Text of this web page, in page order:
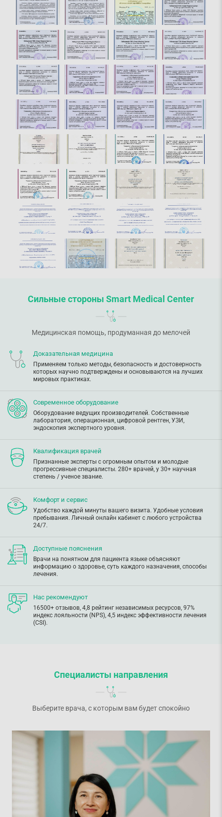
Сильные стороны Smart Medical Center
Медицинская помощь, продуманная до мелочей
Доказательная медицина
Применяем только методы, безопасность и достоверность
которых научно подтверждены и основываются на лучших
мировых практиках.
Современное оборудование
Оборудование ведущих производителей. Собственные
лаборатория, операционная, цифровой рентген, УЗИ,
эндоскопия экспертного уровня.
Квалификация врачей
Признанные эксперты с огромным опытом и молодые
прогрессивные специалисты. 280+ врачей, у 30+ научная
степень / ученое звание.
Комфорт и сервис
Удобство каждой минуты вашего визита. Удобные условия
пребывания. Личный онлайн кабинет с любого устройства
24/7.
Доступные пояснения
Врачи на понятном для пациента языке объясняют
информацию о здоровье, суть каждого назначения, способы
лечения.
Нас рекомендуют
16500+ отзывов, 4,8 рейтинг независимых ресурсов, 97%
индекс лояльности (NPS), 4,5 индекс эффективности лечения
(CSI).
Специалисты направления
Выберите врача, с которым вам будет спокойно